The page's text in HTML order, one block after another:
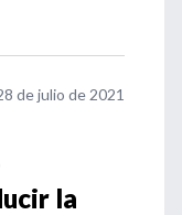
de julio de 2021
la